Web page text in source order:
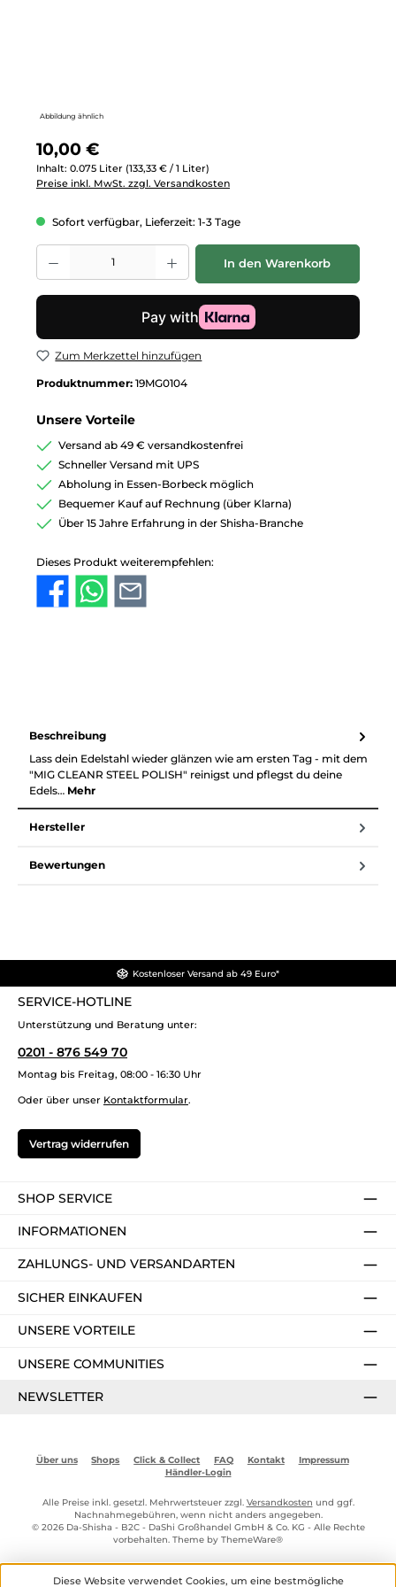
Abbildung ähnlich
Regulärer Preis:
10,00 €
Inhalt: 0.075 Liter (133,33 € / 1 Liter)
Preise inkl. MwSt. zzgl. Versandkosten
Sofort verfügbar, Lieferzeit: 1-3 Tage
Produkt Anzahl: Gib den gewünschten Wert ein oder benutze die
In den Warenkorb
Zum Merkzettel hinzufügen
Produktnummer: 19MG0104
Unsere Vorteile
Versand ab 49 € versandkostenfrei
Schneller Versand mit UPS
Abholung in Essen-Borbeck möglich
Bequemer Kauf auf Rechnung (über Klarna)
Über 15 Jahre Erfahrung in der Shisha-Branche
Dieses Produkt weiterempfehlen:
Beschreibung
Lass dein Edelstahl wieder glänzen wie am ersten Tag - mit dem
"MIG CLEANR STEEL POLISH" reinigst und pflegst du deine
Edels… Mehr
Hersteller
Bewertungen
Kostenloser Versand ab 49 Euro*
SERVICE-HOTLINE
Unterstützung und Beratung unter:
0201 - 876 549 70
Montag bis Freitag, 08:00 - 16:30 Uhr
Oder über unser Kontaktformular.
Vertrag widerrufen
SHOP SERVICE
INFORMATIONEN
ZAHLUNGS- UND VERSANDARTEN
SICHER EINKAUFEN
UNSERE VORTEILE
UNSERE COMMUNITIES
NEWSLETTER
Über uns Shops Click & Collect FAQ Kontakt
Impressum
Händler-Login
Alle Preise inkl. gesetzl. Mehrwertsteuer zzgl. Versandkosten und ggf.
Nachnahmegebühren, wenn nicht anders angegeben.
© 2026 Da-Shisha - B2C - DaShi Großhandel GmbH & Co. KG - Alle Rechte
vorbehalten. Theme by ThemeWare®
Diese Website verwendet Cookies, um eine bestmögliche